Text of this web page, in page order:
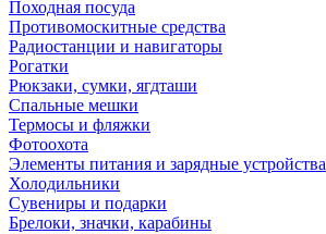
Походная посуда
Противомоскитные средства
Радиостанции и навигаторы
Рогатки
Рюкзаки, сумки, ягдташи
Спальные мешки
Термосы и фляжки
Фотоохота
Элементы питания и зарядные устройства
Холодильники
Сувениры и подарки
Брелоки, значки, карабины